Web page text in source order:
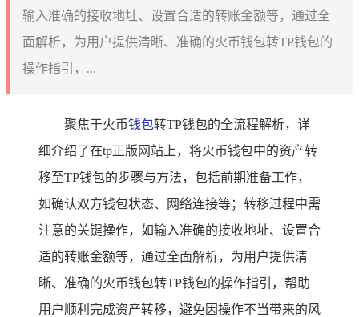
输入准确的接收地址、设置合适的转账金额等，通过全
面解析，为用户提供清晰、准确的火币钱包转TP钱包的
操作指引，...
聚焦于火币钱包转TP钱包的全流程解析，详
细介绍了在tp正版网站上，将火币钱包中的资产转
移至TP钱包的步骤与方法，包括前期准备工作，
如确认双方钱包状态、网络连接等；转移过程中需
注意的关键操作，如输入准确的接收地址、设置合
适的转账金额等，通过全面解析，为用户提供清
晰、准确的火币钱包转TP钱包的操作指引，帮助
用户顺利完成资产转移，避免因操作不当带来的风